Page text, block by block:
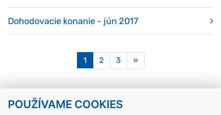
POUŽÍVAME COOKIES
Dohodovacie konanie - jún 2017
1Aktuálna
stránka
2 3 »